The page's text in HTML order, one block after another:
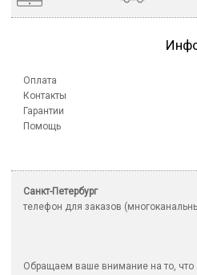
Оплата
Контакты
Гарантии
Помощь
Санкт-Петербург
телефон для заказов
Обращаем ваше внимание на то, что